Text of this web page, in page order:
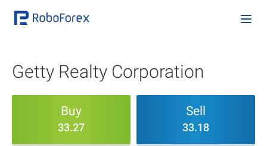
Getty Realty Corporation
Buy
33.27
Sell
33.18